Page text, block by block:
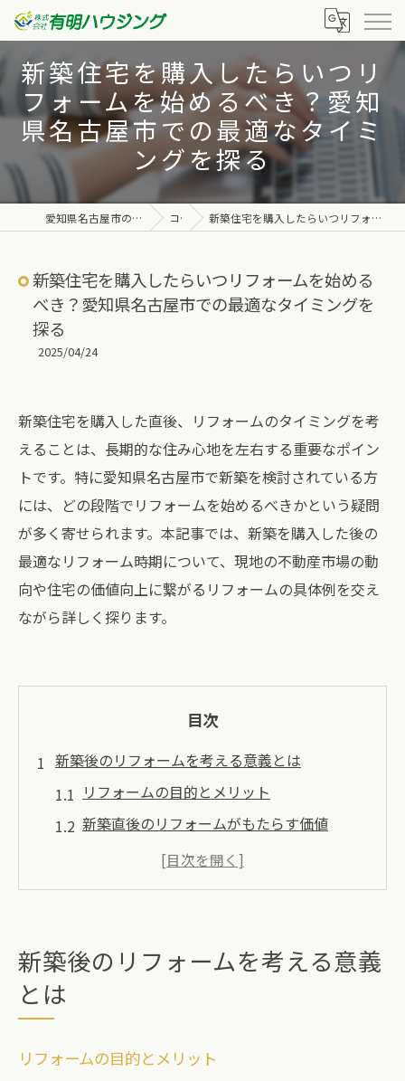
新築住宅を購入したらいつリ
フォームを始めるべき？愛知
県名古屋市での最適なタイミ
ングを探る
愛知県名古屋市の不動産なら株式会社有明ハウジング コラム 新築住宅を購入したらいつリフォームを始めるべき？愛知県名古屋市での最適なタイミングを探る
新築住宅を購入したらいつリフォームを始める
べき？愛知県名古屋市での最適なタイミングを
探る
2025/04/24
新築住宅を購入した直後、リフォームのタイミングを考
えることは、長期的な住み心地を左右する重要なポイン
トです。特に愛知県名古屋市で新築を検討されている方
には、どの段階でリフォームを始めるべきかという疑問
が多く寄せられます。本記事では、新築を購入した後の
最適なリフォーム時期について、現地の不動産市場の動
向や住宅の価値向上に繋がるリフォームの具体例を交え
ながら詳しく探ります。
目次
新築後のリフォームを考える意義とは
リフォームの目的とメリット
新築直後のリフォームがもたらす価値
長期的な視点でのリフォームの重要性
新築とリフォームのバランスを考慮する
リフォームを通じたライフスタイルの最適
化
愛知県名古屋市での新築住宅とリフォームの関
名古屋市の住宅市場の特徴
新築後のリフォームを考える意義
とは
リフォームの目的とメリット